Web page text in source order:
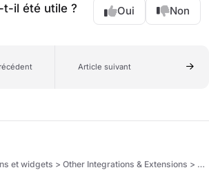
t-il été utile ? Oui Non
Article suivant
widgets > Other Integrations & Extensions > Extensions